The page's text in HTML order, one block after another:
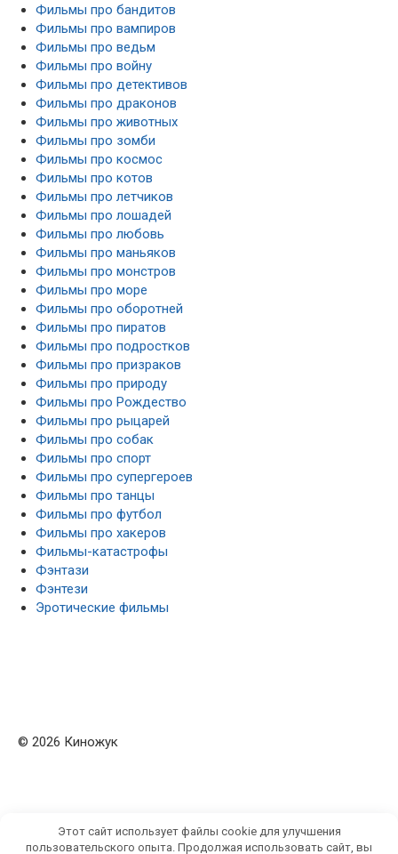
Фильмы про бандитов
Фильмы про вампиров
Фильмы про ведьм
Фильмы про войну
Фильмы про детективов
Фильмы про драконов
Фильмы про животных
Фильмы про зомби
Фильмы про космос
Фильмы про котов
Фильмы про летчиков
Фильмы про лошадей
Фильмы про любовь
Фильмы про маньяков
Фильмы про монстров
Фильмы про море
Фильмы про оборотней
Фильмы про пиратов
Фильмы про подростков
Фильмы про призраков
Фильмы про природу
Фильмы про Рождество
Фильмы про рыцарей
Фильмы про собак
Фильмы про спорт
Фильмы про супергероев
Фильмы про танцы
Фильмы про футбол
Фильмы про хакеров
Фильмы-катастрофы
Фэнтази
Фэнтези
Эротические фильмы
© 2026 Киножук
Этот сайт использует файлы cookie для улучшения
пользовательского опыта. Продолжая использовать сайт, вы